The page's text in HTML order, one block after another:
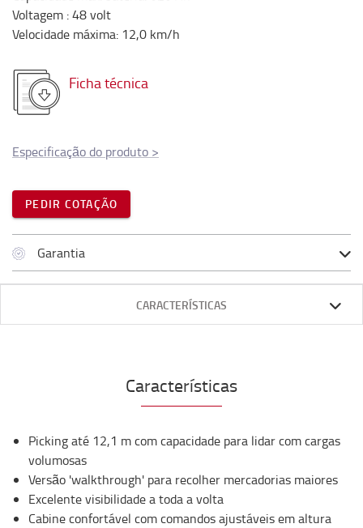
Voltagem :48volt
Velocidade máxima: 12,0 km/h
Ficha técnica
Especificação do produto >
PEDIR COTAÇÃO
Garantia
CARACTERÍSTICAS
Características
Picking até 12,1 m com capacidade para lidar com cargas
volumosas
Versão 'walkthrough' para recolher mercadorias maiores
Excelente visibilidade a toda a volta
Cabine confortável com comandos ajustáveis ​​em altura